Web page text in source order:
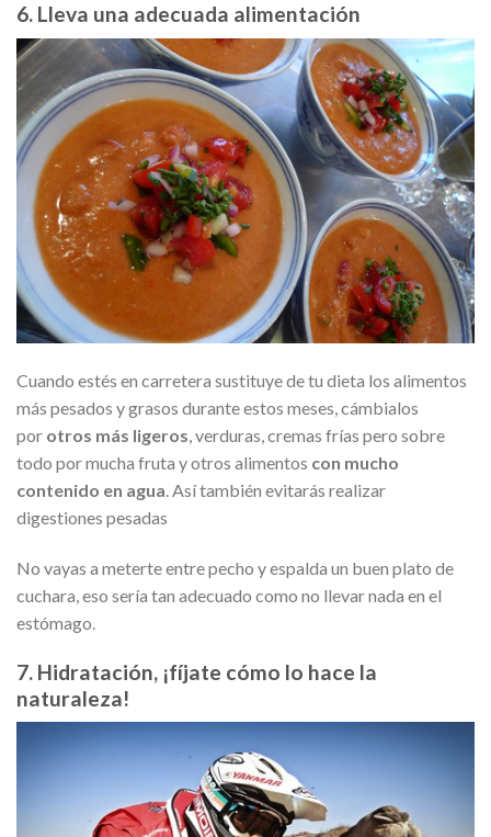
6. Lleva una adecuada alimentación
Cuando estés en carretera sustituye de tu dieta los alimentos
más pesados y grasos durante estos meses, cámbialos
por otros más ligeros, verduras, cremas frías pero sobre
todo por mucha fruta y otros alimentos con mucho
contenido en agua. Así también evitarás realizar
digestiones pesadas
No vayas a meterte entre pecho y espalda un buen plato de
cuchara, eso sería tan adecuado como no llevar nada en el
estómago.
7. Hidratación, ¡fíjate cómo lo hace la
naturaleza!